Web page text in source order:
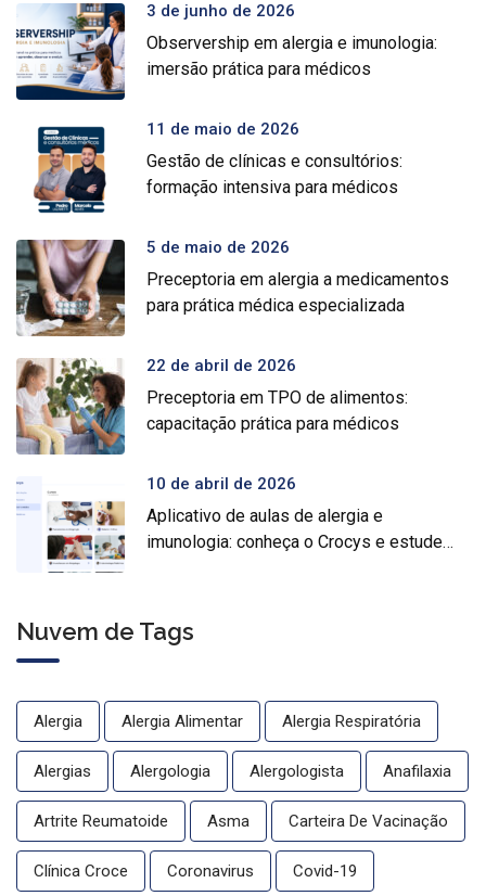
3 de junho de 2026
Observership em alergia e imunologia:
imersão prática para médicos
11 de maio de 2026
Gestão de clínicas e consultórios:
formação intensiva para médicos
5 de maio de 2026
Preceptoria em alergia a medicamentos
para prática médica especializada
22 de abril de 2026
Preceptoria em TPO de alimentos:
capacitação prática para médicos
10 de abril de 2026
Aplicativo de aulas de alergia e
imunologia: conheça o Crocys e estude
Nuvem de Tags
Alergia Alergia Alimentar Alergia Respiratória
Alergias Alergologia Alergologista Anafilaxia
Artrite Reumatoide Asma Carteira De Vacinação
Clínica Croce Coronavirus Covid-19